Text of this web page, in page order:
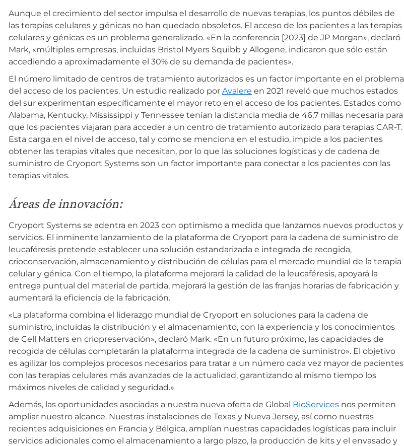
Aunque el crecimiento del sector impulsa el desarrollo de nuevas terapias, los puntos débiles de
las terapias celulares y génicas no han quedado obsoletos. El acceso de los pacientes a las terapias
celulares y génicas es un problema generalizado. «En la conferencia [2023] de JP Morgan», declaró
Mark, «múltiples empresas, incluidas Bristol Myers Squibb y Allogene, indicaron que sólo están
accediendo a aproximadamente el 30% de su demanda de pacientes».
El número limitado de centros de tratamiento autorizados es un factor importante en el problema
del acceso de los pacientes. Un estudio realizado por Avalere en 2021 reveló que muchos estados
del sur experimentan específicamente el mayor reto en el acceso de los pacientes. Estados como
Alabama, Kentucky, Mississippi y Tennessee tenían la distancia media de 46,7 millas necesaria para
que los pacientes viajaran para acceder a un centro de tratamiento autorizado para terapias CAR-T.
Esta carga en el nivel de acceso, tal y como se menciona en el estudio, impide a los pacientes
obtener las terapias vitales que necesitan, por lo que las soluciones logísticas y de cadena de
suministro de Cryoport Systems son un factor importante para conectar a los pacientes con las
terapias vitales.
Áreas de innovación:
Cryoport Systems se adentra en 2023 con optimismo a medida que lanzamos nuevos productos y
servicios. El inminente lanzamiento de la plataforma de Cryoport para la cadena de suministro de
leucaféresis pretende establecer una solución estandarizada e integrada de recogida,
crioconservación, almacenamiento y distribución de células para el mercado mundial de la terapia
celular y génica. Con el tiempo, la plataforma mejorará la calidad de la leucaféresis, apoyará la
entrega puntual del material de partida, mejorará la gestión de las franjas horarias de fabricación y
aumentará la eficiencia de la fabricación.
«La plataforma combina el liderazgo mundial de Cryoport en soluciones para la cadena de
suministro, incluidas la distribución y el almacenamiento, con la experiencia y los conocimientos
de Cell Matters en criopreservación», declaró Mark. «En un futuro próximo, las capacidades de
recogida de células completarán la plataforma integrada de la cadena de suministro». El objetivo
es agilizar los complejos procesos necesarios para tratar a un número cada vez mayor de pacientes
con las terapias celulares más avanzadas de la actualidad, garantizando al mismo tiempo los
máximos niveles de calidad y seguridad.»
Además, las oportunidades asociadas a nuestra nueva oferta de Global BioServices nos permiten
ampliar nuestro alcance. Nuestras instalaciones de Texas y Nueva Jersey, así como nuestras
recientes adquisiciones en Francia y Bélgica, amplían nuestras capacidades logísticas para incluir
servicios adicionales como el almacenamiento a largo plazo, la producción de kits y el envasado y